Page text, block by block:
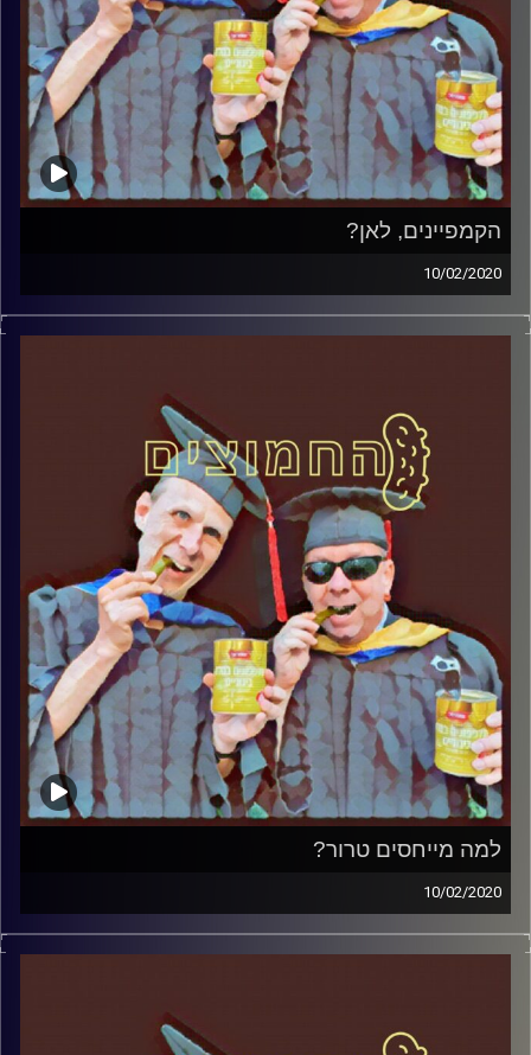
הקמפיינים, לאן?
10/02/2020
החמוצים – בפעם השלישית.
הקמפיינים, לאן
קרדיט תמונות:AudioVersity
למה מייחסים טרור?
10/02/2020
החמוצים – בפעם השלישית.